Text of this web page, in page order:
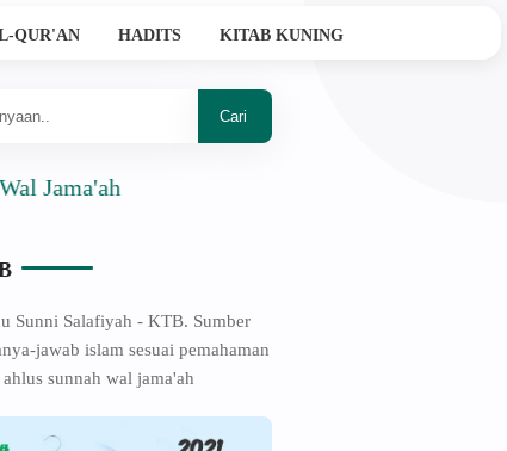
QUR'AN HADITS KITAB KUNING
Sunni Salafiyah - KTB. Sumber
jawab islam sesuai pemahaman
sunnah wal jama'ah